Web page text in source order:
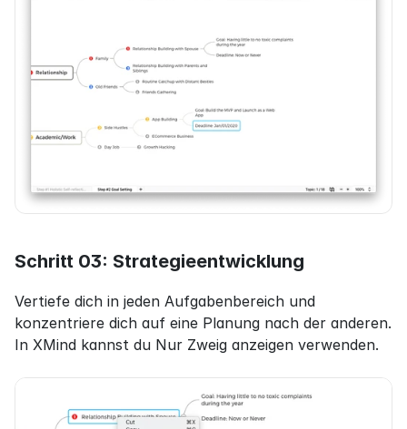
Schritt 03: Strategieentwicklung
Vertiefe dich in jeden Aufgabenbereich und
konzentriere dich auf eine Planung nach der anderen.
In XMind kannst du Nur Zweig anzeigen verwenden.